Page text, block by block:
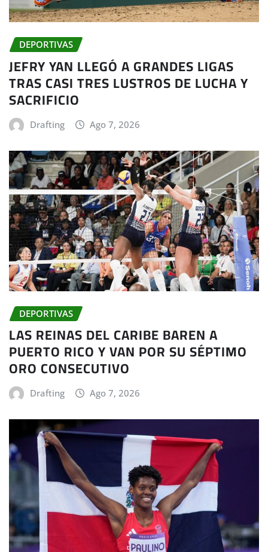
DEPORTIVAS
JEFRY YAN LLEGÓ A GRANDES LIGAS
TRAS CASI TRES LUSTROS DE LUCHA Y
SACRIFICIO
Drafting Ago 7, 2026
DEPORTIVAS
LAS REINAS DEL CARIBE BAREN A
PUERTO RICO Y VAN POR SU SÉPTIMO
ORO CONSECUTIVO
Drafting Ago 7, 2026